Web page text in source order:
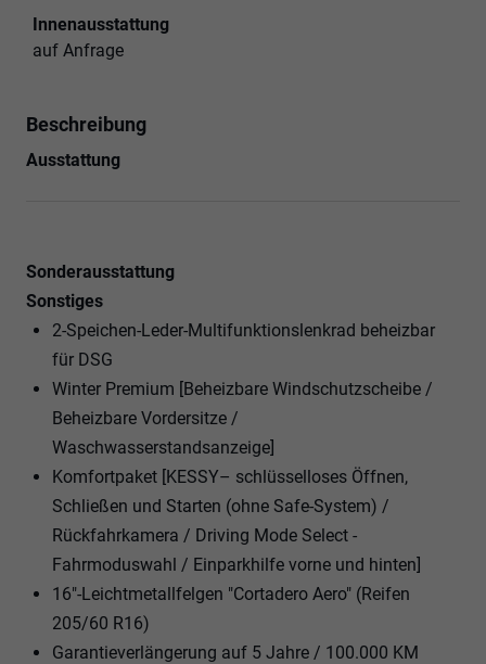
Innenausstattung
auf Anfrage
Beschreibung
Ausstattung
Sonderausstattung
Sonstiges
2-Speichen-Leder-Multifunktionslenkrad beheizbar
für DSG
Winter Premium [Beheizbare Windschutzscheibe /
Beheizbare Vordersitze /
Waschwasserstandsanzeige]
Komfortpaket [KESSY– schlüsselloses Öffnen,
Schließen und Starten (ohne Safe-System) /
Rückfahrkamera / Driving Mode Select -
Fahrmoduswahl / Einparkhilfe vorne und hinten]
16"-Leichtmetallfelgen "Cortadero Aero" (Reifen
205/60 R16)
Garantieverlängerung auf 5 Jahre / 100.000 KM